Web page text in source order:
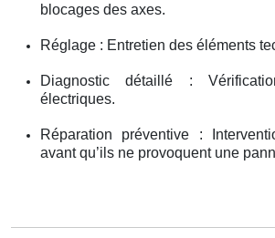
blocages des axes.
Réglage : Entretien des éléments
Diagnostic détaillé :
électriques.
Réparation préventive :
avant qu’ils ne provoquent une